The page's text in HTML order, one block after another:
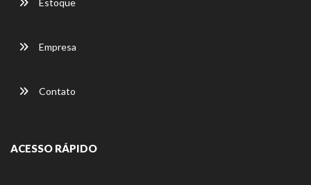
Estoque
Empresa
Contato
ACESSO RÁPIDO